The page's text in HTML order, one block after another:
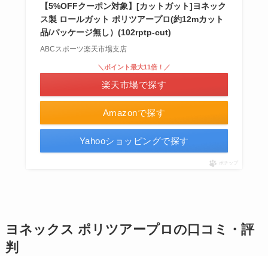
【5%OFFクーポン対象】[カットガット]ヨネック
ス製 ロールガット ポリツアープロ(約12mカット
品/パッケージ無し）(102rptp-cut)
ABCスポーツ楽天市場支店
Amazonで探す
＼ポイント最大11倍！／
楽天市場で探す
Yahooショッピングで探す
ポチップ
ヨネックス ポリツアープロの口コミ・評
判